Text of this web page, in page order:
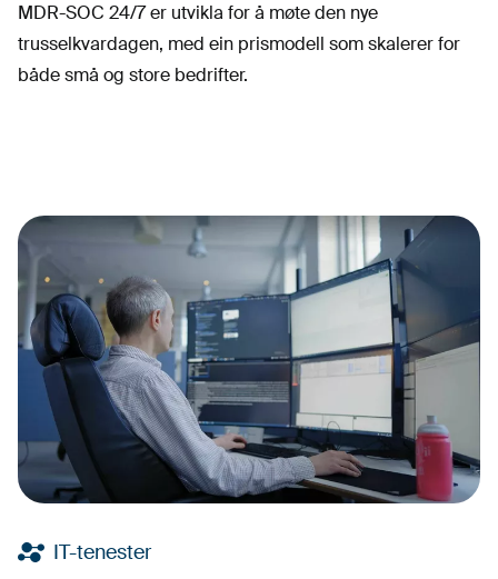
MDR-SOC 24/7 er utvikla for å møte den nye
trusselkvardagen, med ein prismodell som skalerer for
både små og store bedrifter.
IT-tenester